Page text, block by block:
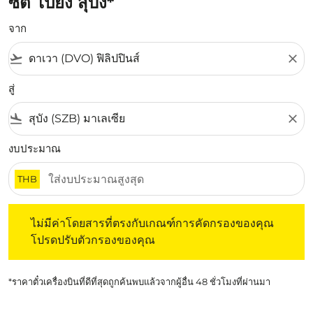
จาก
flight_takeoff close
สู่
flight_land close
งบประมาณ
THB
ไม่มีค่าโดยสารที่ตรงกับเกณฑ์การคัดกรองของคุณ
โปรดปรับตัวกรองของคุณ
*ราคาตั๋วเครื่องบินที่ดีที่สุดถูกค้นพบแล้วจากผู้อื่น 48 ชั่วโมงที่ผ่านมา